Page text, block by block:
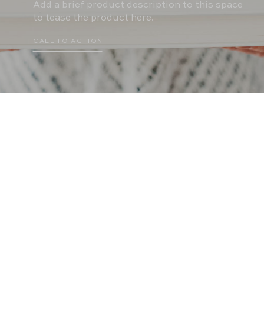
CALL TO ACTION
Add a brief product description to this space
to tease the product here.